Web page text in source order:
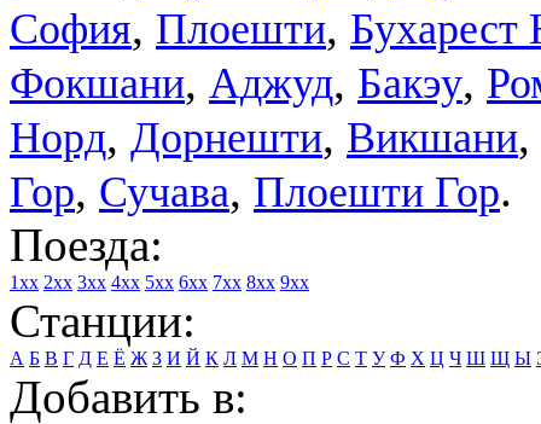
София, Плоешти, Бухарест
Фокшани, Аджуд, Бакэу,
Норд, Дорнешти, Викшани,
Гор, Сучава, Плоешти Гор.
Поезда:
1xx 2xx 3xx 4xx 5xx 6xx 7xx 8xx 9xx
Станции:
А Б В Г Д Е Ё Ж З И Й К Л М Н О П Р С Т У Ф Х Ц Ч Ш Щ Ы
Добавить в: